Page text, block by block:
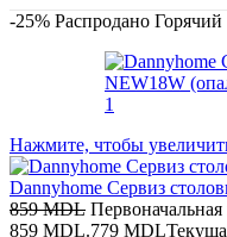
-25% Распродано Горячий
Нажмите, чтобы
Dannyhome Сервиз
859MDL Первоначальная
859 MDL.779 MDL